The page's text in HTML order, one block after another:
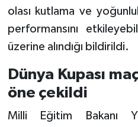
olası kutlama ve
performansını
üzerine alındığı bildirildi.
Dünya Kupası
öne çekildi
Milli Eğitim Bakanı